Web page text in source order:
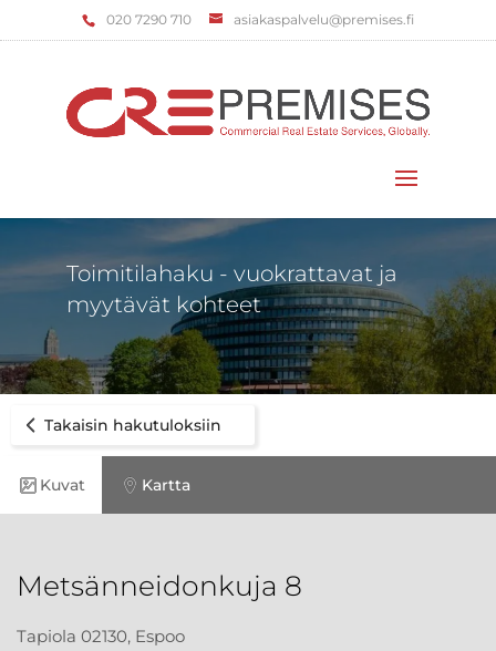
‌020 7290 710 asiakaspalvelu@premises.fi
Toimitilahaku - vuokrattavat ja
myytävät kohteet
Takaisin hakutuloksiin
Kuvat Kartta
Metsänneidonkuja 8
Tapiola 02130, Espoo